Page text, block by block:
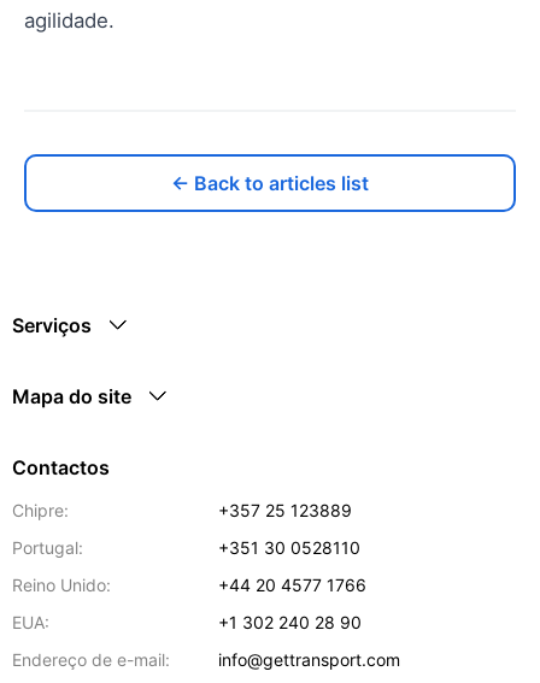
agilidade.
← Back to articles list
Serviços
Mapa do site
Contactos
Chipre:
+357 25 123889
Portugal:
+351 30 0528110
Reino Unido:
+44 20 4577 1766
EUA:
+1 302 240 28 90
Endereço de e-mail:
info@gettransport.com